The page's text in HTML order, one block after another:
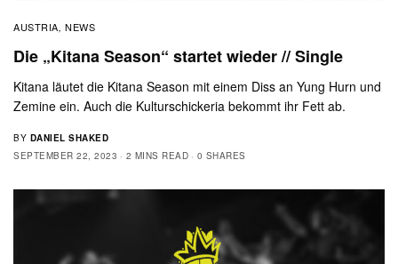
AUSTRIA, NEWS
Die „Kitana Season“ startet wieder // Single
Kitana läutet die Kitana Season mit einem Diss an Yung Hurn und
Zemine ein. Auch die Kulturschickeria bekommt ihr Fett ab.
BY DANIEL SHAKED
SEPTEMBER 22, 2023
2 MINS READ 0 SHARES